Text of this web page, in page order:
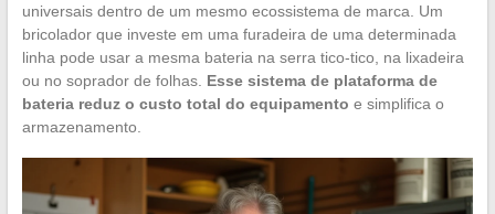
universais dentro de um mesmo ecossistema de marca. Um
bricolador que investe em uma furadeira de uma determinada
linha pode usar a mesma bateria na serra tico-tico, na lixadeira
ou no soprador de folhas. Esse sistema de plataforma de
bateria reduz o custo total do equipamento e simplifica o
armazenamento.